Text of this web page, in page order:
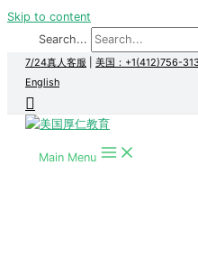
Skip to content
Search...
7/24真人客服 美国：+1(412)756-
English
Main Menu